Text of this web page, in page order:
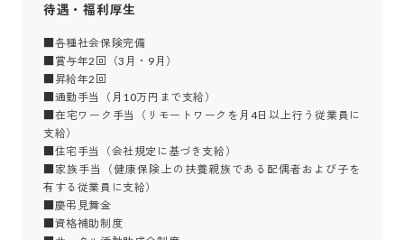
待遇・福利厚生
■各種社会保険完備
■賞与年2回（3月・9月）
■昇給年2回
■通勤手当（月10万円まで支給）
■在宅ワーク手当（リモートワークを月4日以上行う従業員に
支給）
■住宅手当（会社規定に基づき支給）
■家族手当（健康保険上の扶養親族である配偶者および子を
有する従業員に支給）
■慶弔見舞金
■資格補助制度